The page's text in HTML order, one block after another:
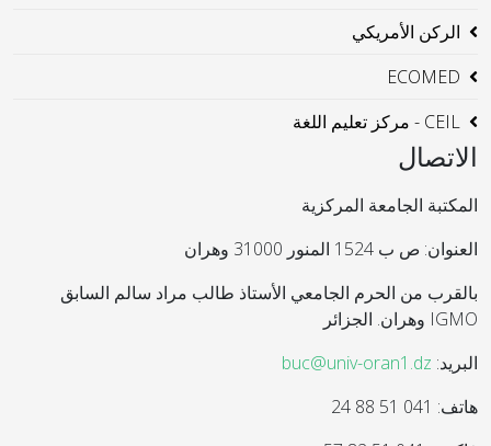
الركن الأمريكي
ECOMED
CEIL - مركز تعليم اللغة
الاتصال
المكتبة الجامعة المركزية
العنوان: ص ب 1524 المنور 31000 وهران
بالقرب من الحرم الجامعي الأستاذ طالب مراد سالم السابق
IGMO وهران. الجزائر
البريد: buc@univ-oran1.dz
هاتف: 041 51 88 24